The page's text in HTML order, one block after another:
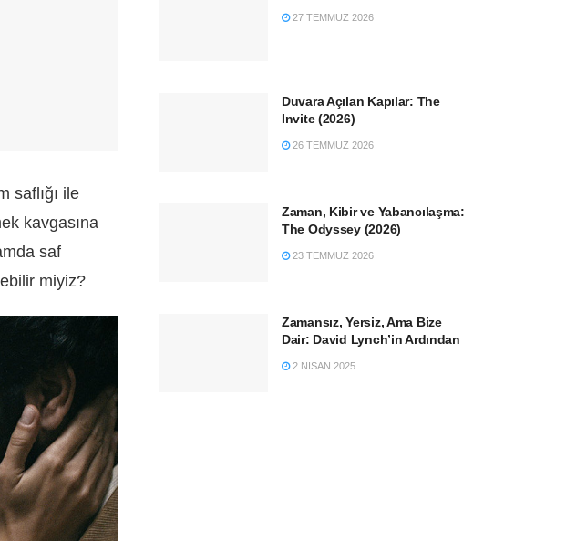
saflığı ile
kavgasına
saf
miyiz?
27 TEMMUZ 2026
Duvara Açılan Kapılar: The
Invite (2026)
26 TEMMUZ 2026
Zaman, Kibir ve Yabancılaşma:
The Odyssey (2026)
23 TEMMUZ 2026
Zamansız, Yersiz, Ama Bize
Dair: David Lynch’in Ardından
2 NISAN 2025